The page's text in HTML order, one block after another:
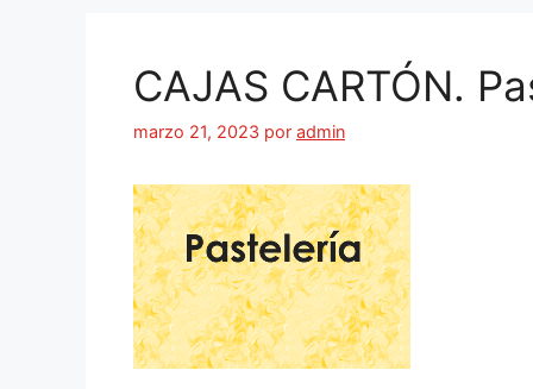
CAJAS CARTÓN.
marzo 21, 2023 por admin